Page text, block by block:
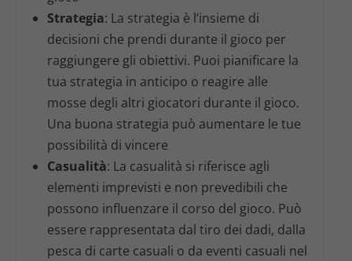
Strategia: La strategia è l’insieme di
decisioni che prendi durante il gioco per
raggiungere gli obiettivi. Puoi pianificare la
tua strategia in anticipo o reagire alle
mosse degli altri giocatori durante il gioco.
Una buona strategia può aumentare le tue
possibilità di vincere
Casualità: La casualità si riferisce agli
elementi imprevisti e non prevedibili che
possono influenzare il corso del gioco. Può
essere rappresentata dal tiro dei dadi, dalla
pesca di carte casuali o da eventi casuali nel